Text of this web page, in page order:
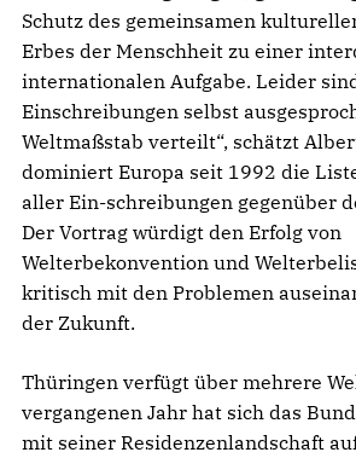
Schutz des gemeinsamen
Erbes der Menschheit zu einer
internationalen Aufgabe. Leider
Einschreibungen selbst
Weltmaßstab verteilt“, schätzt
dominiert Europa seit 1992 die
aller Ein-schreibungen gegenüber
Der Vortrag würdigt den Erfolg von
Welterbekonvention und
kritisch mit den Problemen
der Zukunft.
Thüringen verfügt über mehrere
vergangenen Jahr hat sich das
mit seiner Residenzenlandschaft